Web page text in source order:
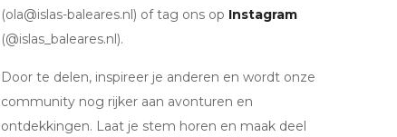
(ola@islas-baleares.nl) of tag ons op Instagram
(@islas_baleares.nl).
Door te delen, inspireer je anderen en wordt onze
community nog rijker aan avonturen en
ontdekkingen. Laat je stem horen en maak deel